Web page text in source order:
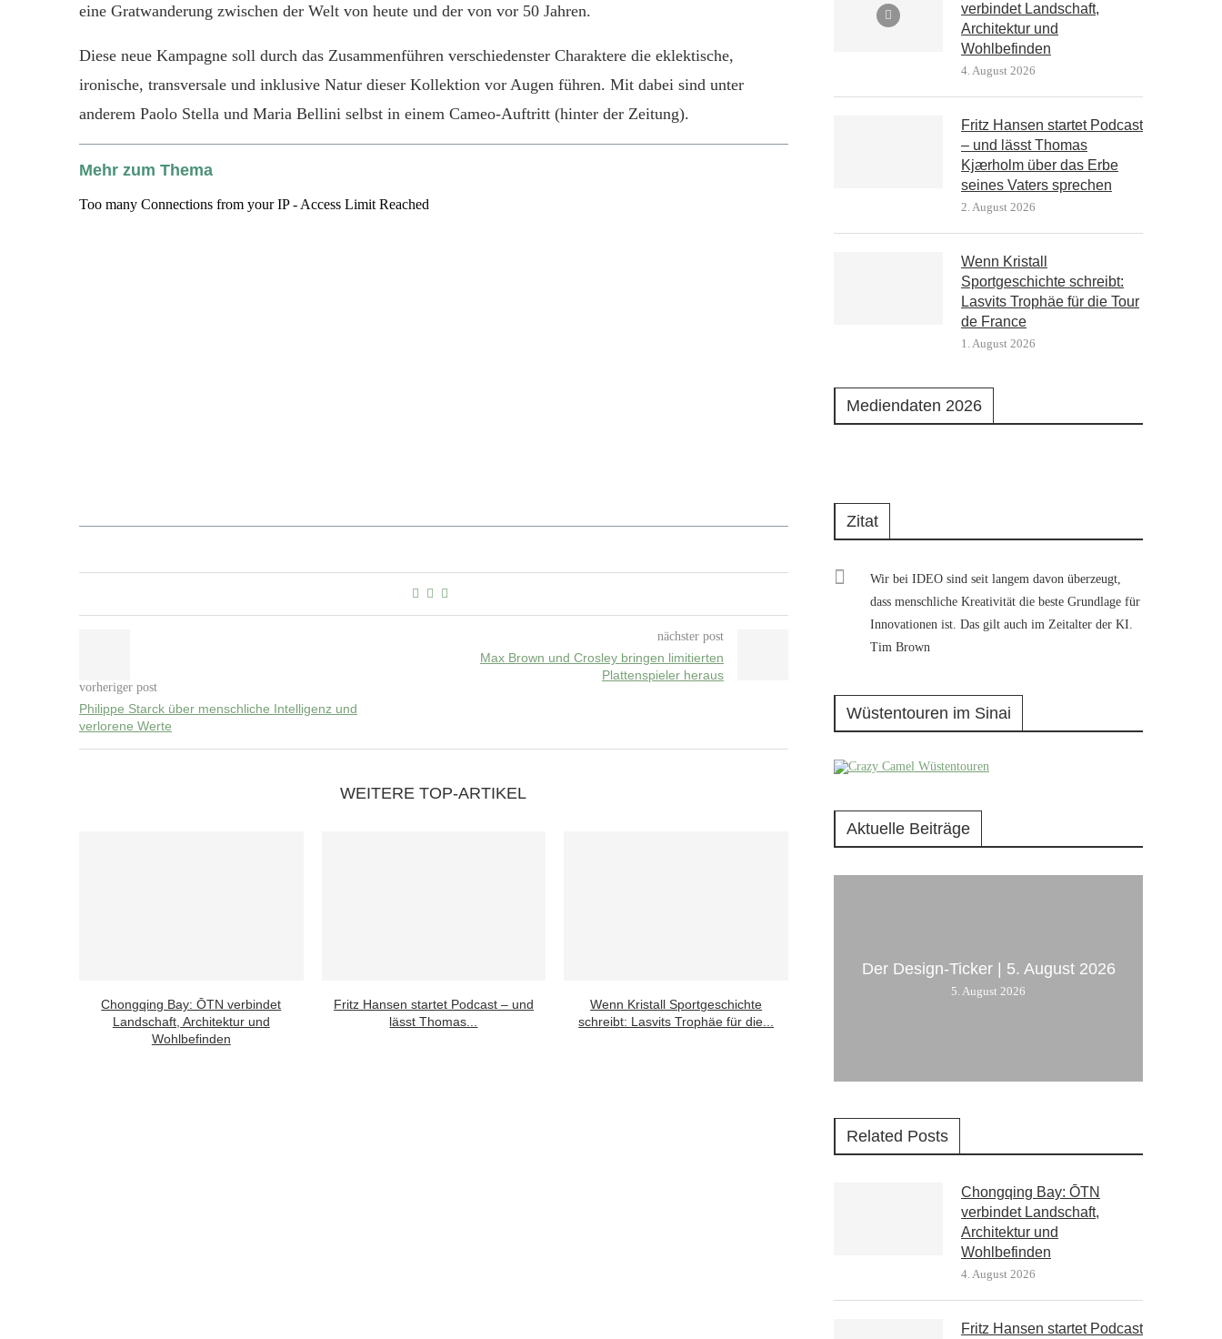
eine Gratwanderung zwischen der Welt von heute und der von vor 50 Jahren.
Diese neue Kampagne soll durch das Zusammenführen verschiedenster Charaktere die eklektische,
ironische, transversale und inklusive Natur dieser Kollektion vor Augen führen. Mit dabei sind unter
anderem Paolo Stella und Maria Bellini selbst in einem Cameo-Auftritt (hinter der Zeitung).
Mehr zum Thema
vorheriger post
Philippe Starck über menschliche Intelligenz und
verlorene Werte
nächster post
Max Brown und Crosley bringen limitierten
Plattenspieler heraus
WEITERE TOP-ARTIKEL
Chongqing Bay: ŌTN verbindet
Landschaft, Architektur und
Wohlbefinden
Fritz Hansen startet Podcast – und
lässt Thomas...
Wenn Kristall Sportgeschichte
schreibt: Lasvits Trophäe für die...
verbindet Landschaft,
Architektur und
Wohlbefinden
4. August 2026
Fritz Hansen startet Podcast
– und lässt Thomas
Kjærholm über das Erbe
seines Vaters sprechen
2. August 2026
Wenn Kristall
Sportgeschichte schreibt:
Lasvits Trophäe für die Tour
de France
1. August 2026
Mediendaten 2026
Zitat
Wir bei IDEO sind seit langem davon überzeugt,
dass menschliche Kreativität die beste Grundlage für
Innovationen ist. Das gilt auch im Zeitalter der KI.
Tim Brown
Wüstentouren im Sinai
Aktuelle Beiträge
Der Design-Ticker | 5. August 2026
5. August 2026
Related Posts
Chongqing Bay: ŌTN
verbindet Landschaft,
Architektur und
Wohlbefinden
4. August 2026
Fritz Hansen startet Podcast